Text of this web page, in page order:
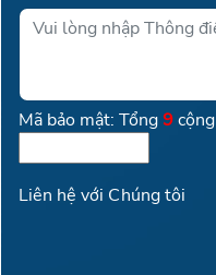
Mã bảo mật: Tổng9cộng
Liên hệ với Chúng tôi